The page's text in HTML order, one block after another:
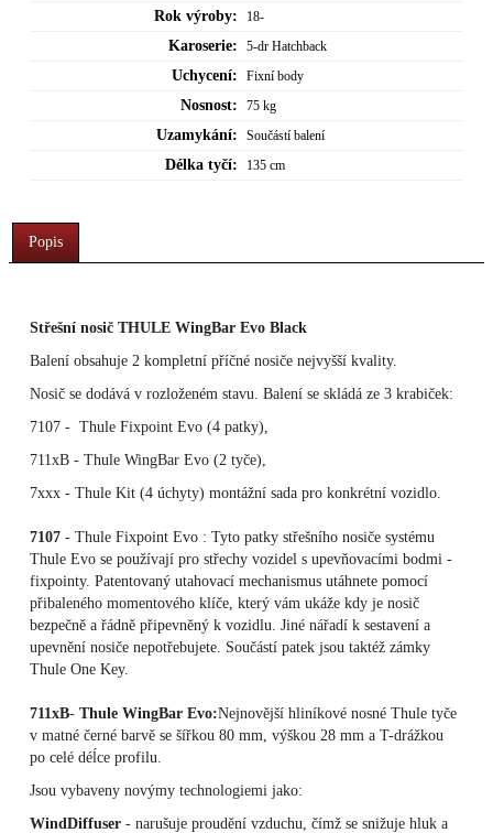
Rok výroby: 18-
Karoserie: 5-dr Hatchback
Uchycení: Fixní body
Nosnost: 75 kg
Uzamykání: Součástí balení
Délka tyčí: 135 cm
Popis
Střešní nosič THULE WingBar Evo Black
Balení obsahuje 2 kompletní příčné nosiče nejvyšší kvality.
Nosič se dodává v rozloženém stavu. Balení se skládá ze 3 krabiček:
7107 - Thule Fixpoint Evo (4 patky),
711xB - Thule WingBar Evo (2 tyče),
7xxx - Thule Kit (4 úchyty) montážní sada pro konkrétní vozidlo.
7107 - Thule Fixpoint Evo : Tyto patky střešního nosiče systému
Thule Evo se používají pro střechy vozidel s upevňovacími bodmi -
fixpointy. Patentovaný utahovací mechanismus utáhnete pomocí
přibaleného momentového klíče, který vám ukáže kdy je nosič
bezpečně a řádně připevněný k vozidlu. Jiné nářadí k sestavení a
upevnění nosiče nepotřebujete. Součástí patek jsou taktéž zámky
Thule One Key.
711xB-Thule WingBar Evo:Nejnovější hliníkové nosné Thule tyče
v matné černé barvě se šířkou 80 mm, výškou 28 mm a T-drážkou
po celé déĺce profilu.
Jsou vybaveny novýmy technologiemi jako:
WindDiffuser- narušuje proudění vzduchu, čímž se snižuje hluk a